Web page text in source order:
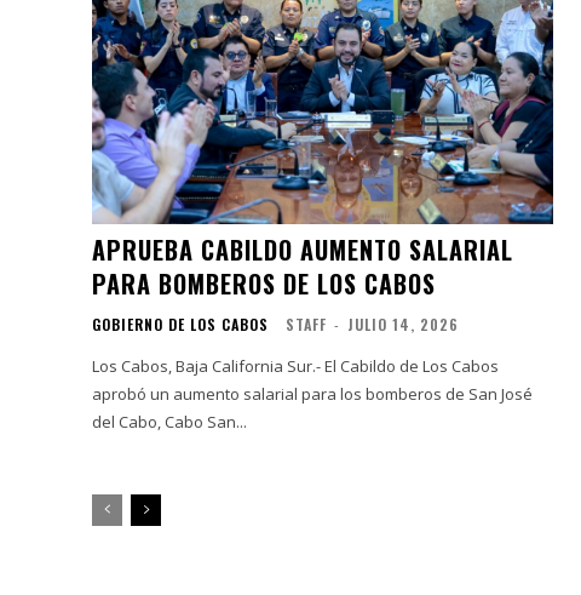
APRUEBA CABILDO AUMENTO SALARIAL
PARA BOMBEROS DE LOS CABOS
GOBIERNO DE LOS CABOS STAFF - JULIO 14, 2026
Los Cabos, Baja California Sur.- El Cabildo de Los Cabos
aprobó un aumento salarial para los bomberos de San José
del Cabo, Cabo San...